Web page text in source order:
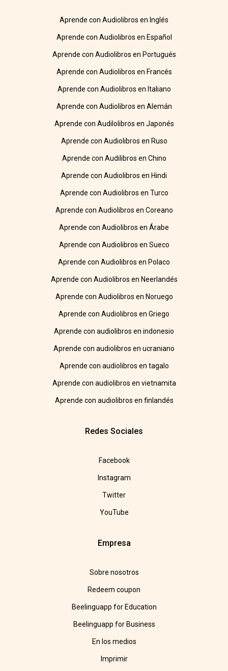
Aprende con Audiolibros en Inglés
Aprende con Audiolibros en Español
Aprende con Audiolibros en Portugués
Aprende con Audiolibros en Francés
Aprende con Audiolibros en Italiano
Aprende con Audiolibros en Alemán
Aprende con Audilolibros en Japonés
Aprende con Audiolibros en Ruso
Aprende con Audilibros en Chino
Aprende con Audiolibros en Hindi
Aprende con Audiolibros en Turco
Aprende con Audiolibros en Coreano
Aprende con Audiolibros en Árabe
Aprende con Audiolibros en Sueco
Aprende con Audiolibros en Polaco
Aprende con Audiolibros en Neerlandés
Aprende con Audiolibros en Noruego
Aprende con Audiolibros en Griego
Aprende con audiolibros en indonesio
Aprende con audiolibros en ucraniano
Aprende con audiolibros en tagalo
Aprende con audiolibros en vietnamita
Aprende con audiolibros en finlandés
Redes Sociales
Facebook
Instagram
Twitter
YouTube
Empresa
Sobre nosotros
Redeem coupon
Beelinguapp for Education
Beelinguapp for Business
En los medios
Imprimir